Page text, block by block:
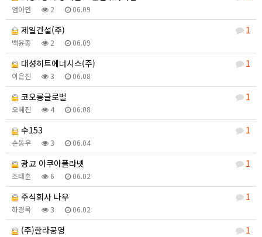
엄아연 2 06.09
1
제일건설(주)
백윤종 2 06.09
1
대성히트에너시스(주)
이은진 3 06.08
1
코오롱글로벌
오혜진 4 06.08
1
수153
손동우 3 06.04
1
광교 아쿠아플라넷
조태훈 6 06.02
1
주식회사 나우
하경목 3 06.02
1
(주)한라공영